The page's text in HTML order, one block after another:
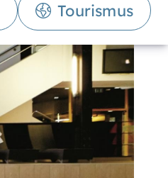
Tourismus